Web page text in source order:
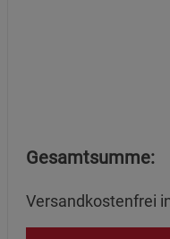
Gesamtsumme:
Versandkostenfrei